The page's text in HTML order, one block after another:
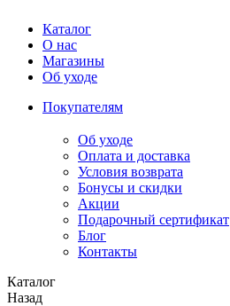
Каталог
О нас
Магазины
Об уходе
Покупателям
Об уходе
Оплата и доставка
Условия возврата
Бонусы и скидки
Акции
Подарочный сертификат
Блог
Контакты
Каталог
Назад